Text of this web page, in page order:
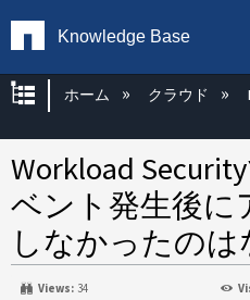
Knowledge Base
グローバル階層
ホーム クラウド
Workload
ベント発生後に
しなかったのは
Views: 34